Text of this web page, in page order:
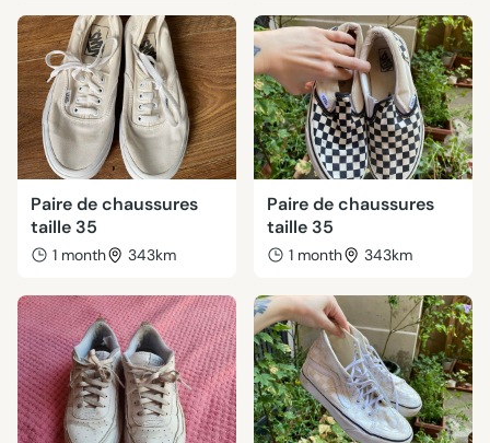
Paire de chaussures
taille 35
1 month 343km
Paire de chaussures
taille 35
1 month 343km